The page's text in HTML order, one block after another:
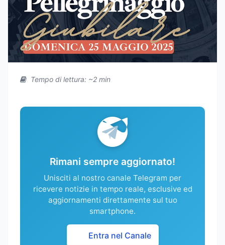
Tempo di lettura: ~2 min
Rimani sempre aggiornato!
Unisciti al nostro canale Telegram per
ricevere notizie in tempo reale, esclusive ed
aggiornamenti direttamente sul tuo
smartphone.
Entra nel Canale